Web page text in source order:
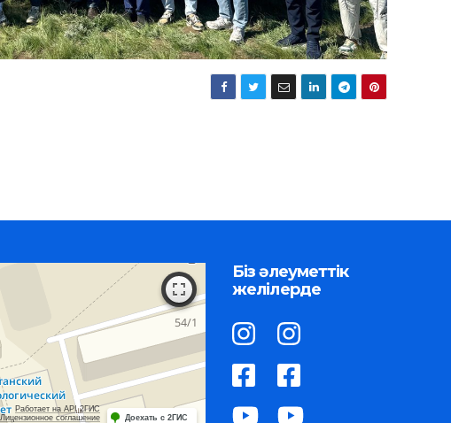
Работает на API 2ГИС
Лицензионное соглашение
Доехать с 2ГИС
Біз әлеуметтік
желілерде